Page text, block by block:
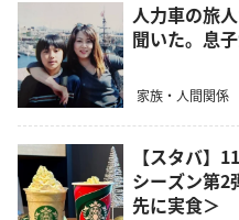
人力車の旅
聞いた。息
家族・人間関係
【スタバ】
シーズン第2
先に実食＞